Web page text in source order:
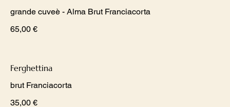
grande cuveè - Alma Brut Franciacorta
65,00 €
Ferghettina
brut Franciacorta
35,00 €